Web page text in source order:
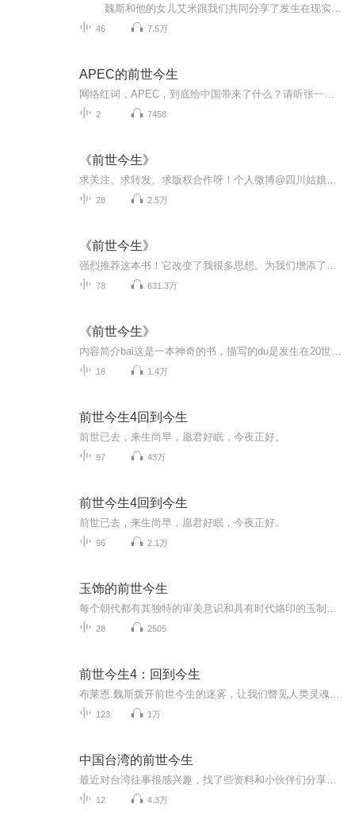
46 7.5万
APEC的前世今生
2 7458
《前世今生》
28 2.5万
《前世今生》
78 631.3万
《前世今生》
18 1.4万
前世今生4回到今生
前世已去，来生尚早，愿君好眠，今夜正好。
97 43万
前世今生4回到今生
前世已去，来生尚早，愿君好眠，今夜正好。
96 2.1万
玉饰的前世今生
28 2505
前世今生4：回到今生
123 1万
中国台湾的前世今生
12 4.3万